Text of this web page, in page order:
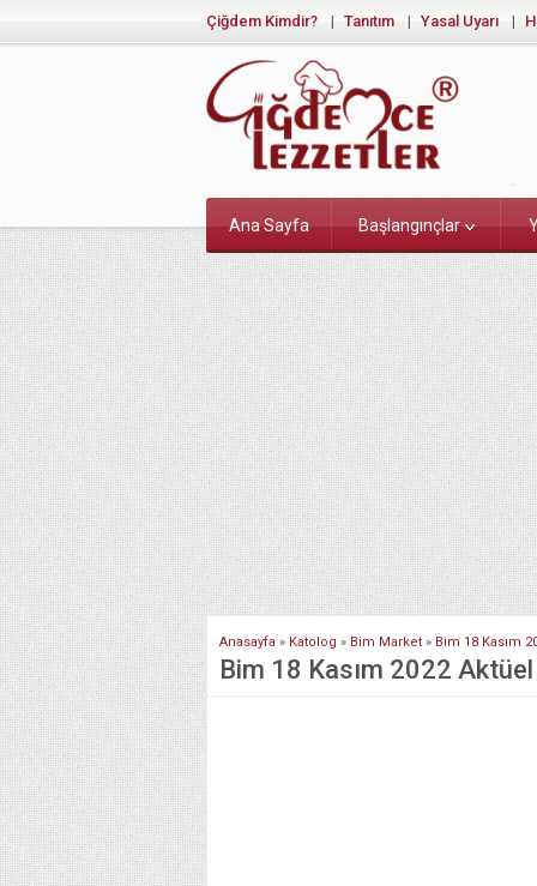
Çiğdem Kimdir? Tanıtım Yasal Uyarı
Ana Sayfa Başlangınçlar
Anasayfa » Katolog » Bim Market » Bim 18 Kasım
Bim 18 Kasım 2022